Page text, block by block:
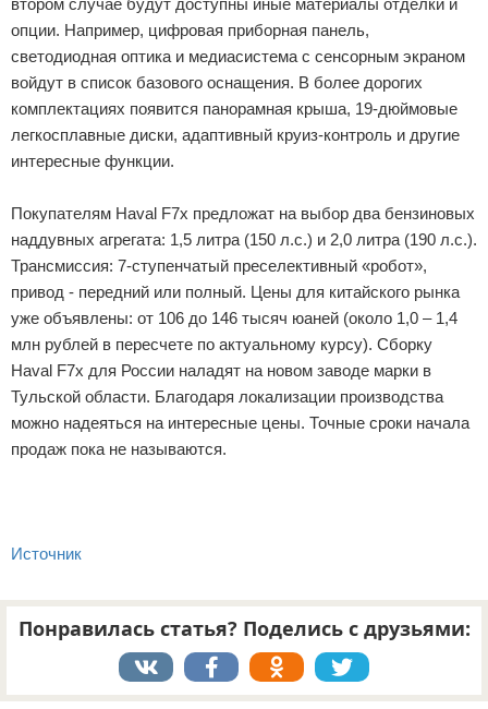
втором случае будут доступны иные материалы отделки и
опции. Например, цифровая приборная панель,
светодиодная оптика и медиасистема с сенсорным экраном
войдут в список базового оснащения. В более дорогих
комплектациях появится панорамная крыша, 19-дюймовые
легкосплавные диски, адаптивный круиз-контроль и другие
интересные функции.
Покупателям Haval F7x предложат на выбор два бензиновых
наддувных агрегата: 1,5 литра (150 л.с.) и 2,0 литра (190 л.с.).
Трансмиссия: 7-ступенчатый преселективный «робот»,
привод - передний или полный. Цены для китайского рынка
уже объявлены: от 106 до 146 тысяч юаней (около 1,0 – 1,4
млн рублей в пересчете по актуальному курсу). Сборку
Haval F7x для России наладят на новом заводе марки в
Тульской области. Благодаря локализации производства
можно надеяться на интересные цены. Точные сроки начала
продаж пока не называются.
Источник
Понравилась статья? Поделись с друзьями: